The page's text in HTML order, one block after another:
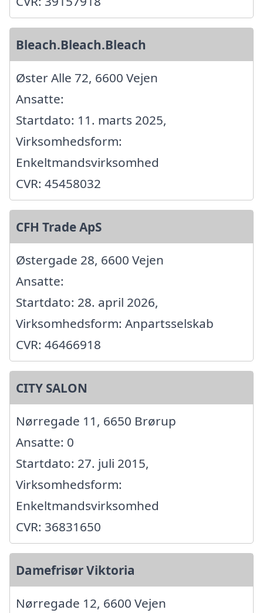
Bleach.Bleach.Bleach
Øster Alle 72, 6600 Vejen
Ansatte:
Startdato: 11. marts 2025,
Virksomhedsform:
Enkeltmandsvirksomhed
CVR: 45458032
CFH Trade ApS
Østergade 28, 6600 Vejen
Ansatte:
Startdato: 28. april 2026,
Virksomhedsform: Anpartsselskab
CVR: 46466918
CITY SALON
Nørregade 11, 6650 Brørup
Ansatte: 0
Startdato: 27. juli 2015,
Virksomhedsform:
Enkeltmandsvirksomhed
CVR: 36831650
Damefrisør Viktoria
Nørregade 12, 6600 Vejen